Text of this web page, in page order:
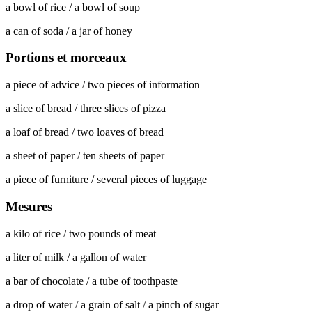
a bowl of rice / a bowl of soup
a can of soda / a jar of honey
Portions et morceaux
a piece of advice / two pieces of information
a slice of bread / three slices of pizza
a loaf of bread / two loaves of bread
a sheet of paper / ten sheets of paper
a piece of furniture / several pieces of luggage
Mesures
a kilo of rice / two pounds of meat
a liter of milk / a gallon of water
a bar of chocolate / a tube of toothpaste
a drop of water / a grain of salt / a pinch of sugar